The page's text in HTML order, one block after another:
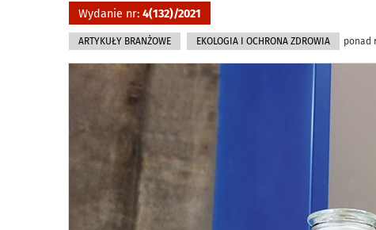
Wydanie nr: 4(132)/2021
ARTYKUŁY BRANŻOWE EKOLOGIA I OCHRONA ZDROWIA ponad